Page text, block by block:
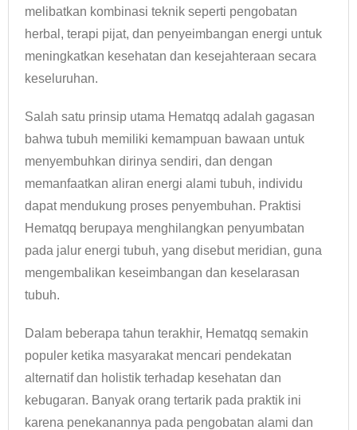
melibatkan kombinasi teknik seperti pengobatan
herbal, terapi pijat, dan penyeimbangan energi untuk
meningkatkan kesehatan dan kesejahteraan secara
keseluruhan.
Salah satu prinsip utama Hematqq adalah gagasan
bahwa tubuh memiliki kemampuan bawaan untuk
menyembuhkan dirinya sendiri, dan dengan
memanfaatkan aliran energi alami tubuh, individu
dapat mendukung proses penyembuhan. Praktisi
Hematqq berupaya menghilangkan penyumbatan
pada jalur energi tubuh, yang disebut meridian, guna
mengembalikan keseimbangan dan keselarasan
tubuh.
Dalam beberapa tahun terakhir, Hematqq semakin
populer ketika masyarakat mencari pendekatan
alternatif dan holistik terhadap kesehatan dan
kebugaran. Banyak orang tertarik pada praktik ini
karena penekanannya pada pengobatan alami dan